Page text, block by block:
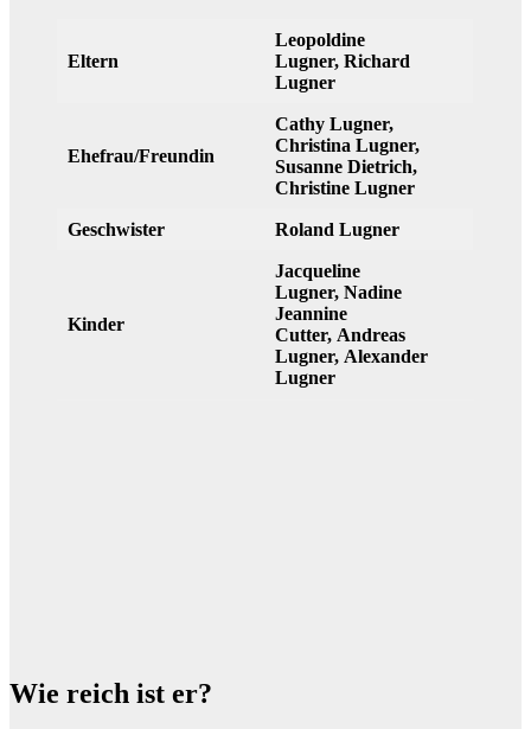
Eltern
Leopoldine
Lugner, Richard
Lugner
Ehefrau/Freundin
Cathy Lugner,
Christina Lugner,
Susanne Dietrich,
Christine Lugner
Geschwister Roland Lugner
Kinder
Jacqueline
Lugner, Nadine
Jeannine
Cutter, Andreas
Lugner, Alexander
Lugner
Wie reich ist er?